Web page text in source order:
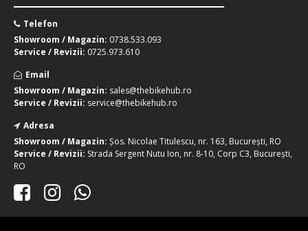
Telefon
Showroom / Magazin: 0738.533.093
Service / Revizii: 0725.973.610
Email
Showroom / Magazin: sales@thebikehub.ro
Service / Revizii: service@thebikehub.ro
Adresa
Showroom / Magazin: Șos. Nicolae Titulescu, nr. 163, București, RO
Service / Revizii: Strada Sergent Nutu Ion, nr. 8-10, Corp C3, București,
RO